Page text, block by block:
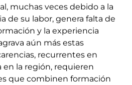
muchas veces debido a la
de su labor, genera falta de
y la experiencia
aún más estas
recurrentes en
en la región, requieren
que combinen formación